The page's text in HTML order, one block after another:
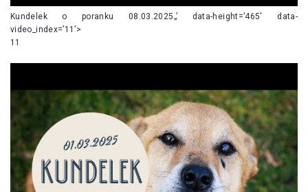
Kundelek o poranku 08.03.2025„’ data-height=’465′ data-
video_index=’11’>
11